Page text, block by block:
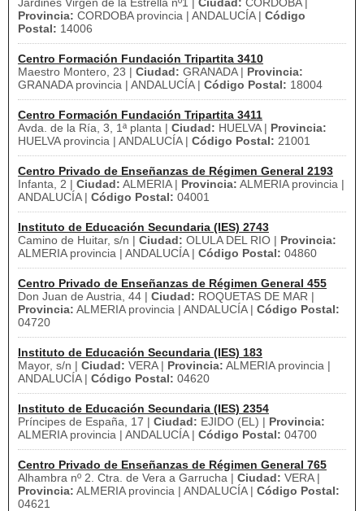
Provincia: CORDOBA provincia | ANDALUCÍA | Código
Postal: 14006
Centro Formación Fundación Tripartita 3410
Maestro Montero, 23 | Ciudad: GRANADA | Provincia:
GRANADA provincia | ANDALUCÍA | Código Postal: 18004
Centro Formación Fundación Tripartita 3411
Avda. de la Ría, 3, 1ª planta | Ciudad: HUELVA | Provincia:
HUELVA provincia | ANDALUCÍA | Código Postal: 21001
Centro Privado de Enseñanzas de Régimen General 2193
Infanta, 2 | Ciudad: ALMERIA | Provincia: ALMERIA provincia |
ANDALUCÍA | Código Postal: 04001
Instituto de Educación Secundaria (IES) 2743
Camino de Huitar, s/n | Ciudad: OLULA DEL RIO | Provincia:
ALMERIA provincia | ANDALUCÍA | Código Postal: 04860
Centro Privado de Enseñanzas de Régimen General 455
Don Juan de Austria, 44 | Ciudad: ROQUETAS DE MAR |
Provincia: ALMERIA provincia | ANDALUCÍA | Código Postal:
04720
Instituto de Educación Secundaria (IES) 183
Mayor, s/n | Ciudad: VERA | Provincia: ALMERIA provincia |
ANDALUCÍA | Código Postal: 04620
Instituto de Educación Secundaria (IES) 2354
Príncipes de España, 17 | Ciudad: EJIDO (EL) | Provincia:
ALMERIA provincia | ANDALUCÍA | Código Postal: 04700
Centro Privado de Enseñanzas de Régimen General 765
Alhambra nº 2. Ctra. de Vera a Garrucha | Ciudad: VERA |
Provincia: ALMERIA provincia | ANDALUCÍA | Código Postal:
04621